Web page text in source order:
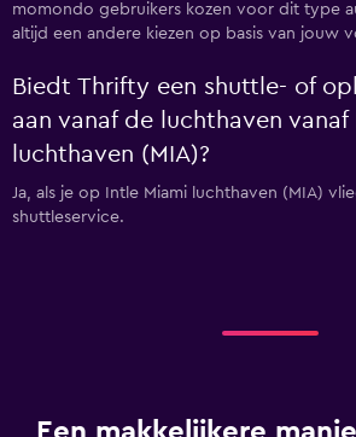
momondo gebruikers kozen voor dit type
altijd een andere kiezen op basis van jouw
Biedt Thrifty een shuttle- of
aan vanaf de luchthaven vanaf
luchthaven (MIA)?
Ja, als je op Intle Miami luchthaven (MIA)
shuttleservice.